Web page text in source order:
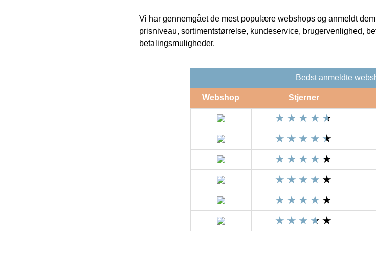
Vi har gennemgået de mest populære webshops og anmeldt
prisniveau, sortimentstørrelse, kundeservice, brugervenlighed,
betalingsmuligheder.
Bedst anmeldte
Webshop Stjerner